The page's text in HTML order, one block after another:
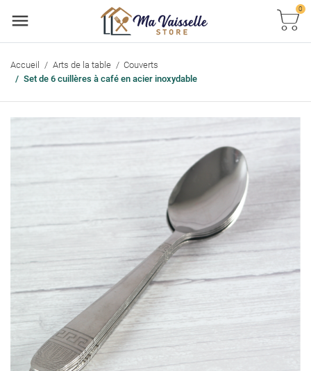
0
Accueil Arts de la table
Couverts
Set de 6 cuillères à café en acier inoxydable